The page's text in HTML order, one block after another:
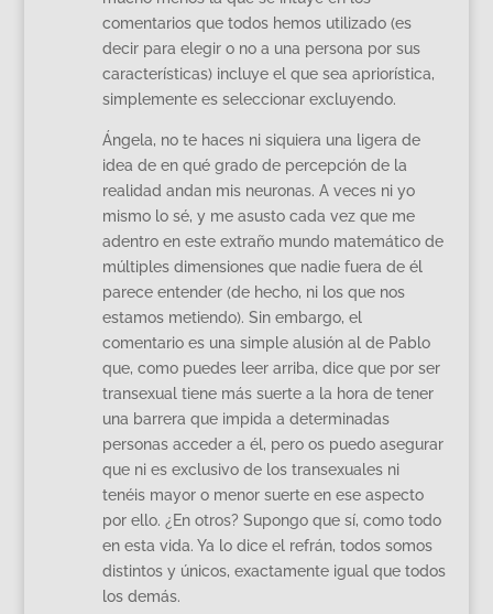
comentarios que todos hemos utilizado (es
decir para elegir o no a una persona por sus
características) incluye el que sea apriorística,
simplemente es seleccionar excluyendo.
Ángela, no te haces ni siquiera una ligera de
idea de en qué grado de percepción de la
realidad andan mis neuronas. A veces ni yo
mismo lo sé, y me asusto cada vez que me
adentro en este extraño mundo matemático de
múltiples dimensiones que nadie fuera de él
parece entender (de hecho, ni los que nos
estamos metiendo). Sin embargo, el
comentario es una simple alusión al de Pablo
que, como puedes leer arriba, dice que por ser
transexual tiene más suerte a la hora de tener
una barrera que impida a determinadas
personas acceder a él, pero os puedo asegurar
que ni es exclusivo de los transexuales ni
tenéis mayor o menor suerte en ese aspecto
por ello. ¿En otros? Supongo que sí, como todo
en esta vida. Ya lo dice el refrán, todos somos
distintos y únicos, exactamente igual que todos
los demás.